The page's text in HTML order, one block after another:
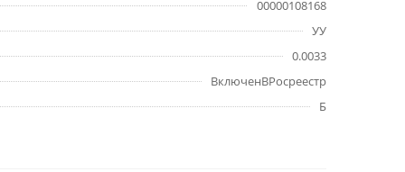
00000108168
УУ
0.0033
ВключенВРосреестр
Б